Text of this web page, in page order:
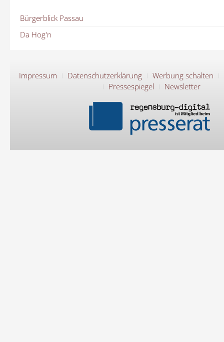
Bürgerblick Passau
Da Hog'n
Impressum Datenschutzerklärung
Werbung schalten
Pressespiegel
Newsletter